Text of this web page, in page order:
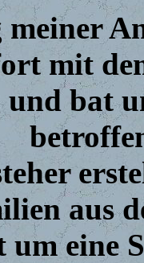
meiner
mit
bat
aus
um eine